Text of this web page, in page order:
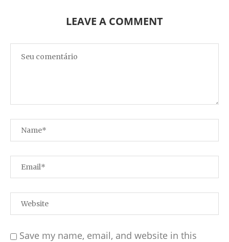
LEAVE A COMMENT
Save my name, email, and website in this